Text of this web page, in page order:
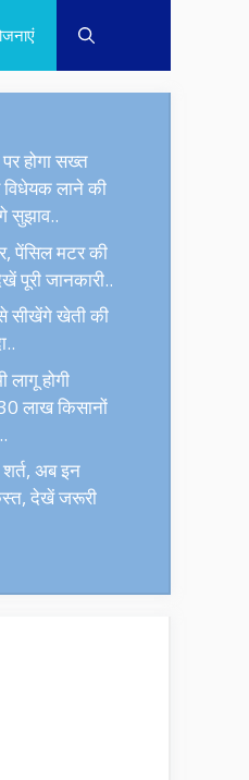
होगा सख्त
विधेयक लाने की
सुझाव..
पेंसिल मटर की
पूरी जानकारी..
सीखेंगे खेती की
लागू होगी
लाख किसानों
अब इन
देखें जरूरी